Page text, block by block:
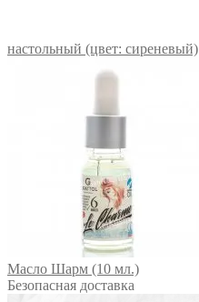
настольный (цвет: сиреневый)
Масло Шарм (10 мл.)
Безопасная доставка